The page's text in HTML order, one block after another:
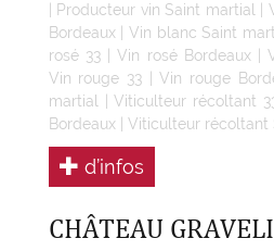
Producteur vin Saint martial|
Bordeaux|Vin blanc Saint
rosé 33 |Vin rosé Bordeaux|
Vin rouge 33 |Vin rouge
martial|Viticulteur récoltant
Bordeaux| Viticulteur récoltant
d’infos
CHÂTEAU